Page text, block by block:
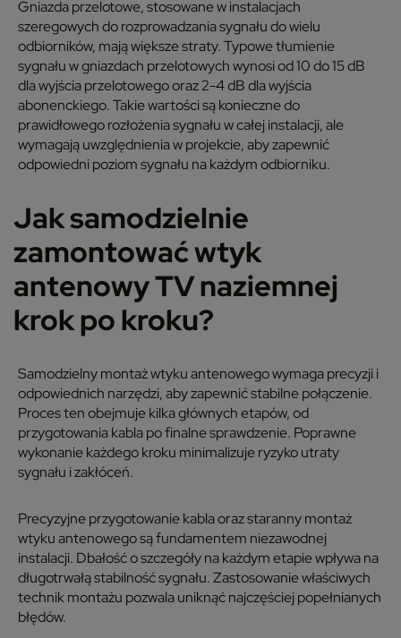
Gniazda przelotowe, stosowane w instalacjach
szeregowych do rozprowadzania sygnału do wielu
odbiorników, mają większe straty. Typowe tłumienie
sygnału w gniazdach przelotowych wynosi od 10 do 15 dB
dla wyjścia przelotowego oraz 2-4 dB dla wyjścia
abonenckiego. Takie wartości są konieczne do
prawidłowego rozłożenia sygnału w całej instalacji, ale
wymagają uwzględnienia w projekcie, aby zapewnić
odpowiedni poziom sygnału na każdym odbiorniku.
Jak samodzielnie
zamontować wtyk
antenowy TV naziemnej
krok po kroku?
Samodzielny montaż wtyku antenowego wymaga precyzji i
odpowiednich narzędzi, aby zapewnić stabilne połączenie.
Proces ten obejmuje kilka głównych etapów, od
przygotowania kabla po finalne sprawdzenie. Poprawne
wykonanie każdego kroku minimalizuje ryzyko utraty
sygnału i zakłóceń.
Precyzyjne przygotowanie kabla oraz staranny montaż
wtyku antenowego są fundamentem niezawodnej
instalacji. Dbałość o szczegóły na każdym etapie wpływa na
długotrwałą stabilność sygnału. Zastosowanie właściwych
technik montażu pozwala uniknąć najczęściej popełnianych
błędów.